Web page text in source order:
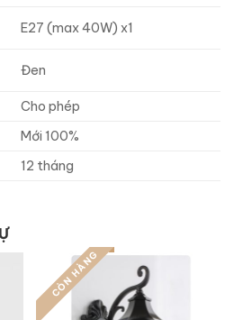
E27 (max 40W) x1
Đen
Cho phép
Mới 100%
12 tháng
CÒN HÀNG